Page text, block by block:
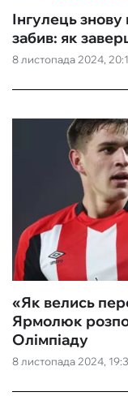
8 листопада 2024,
Інгулець
забив: як
8 листопада 2024,
«Як велись
Ярмолюк
Олімпіаду